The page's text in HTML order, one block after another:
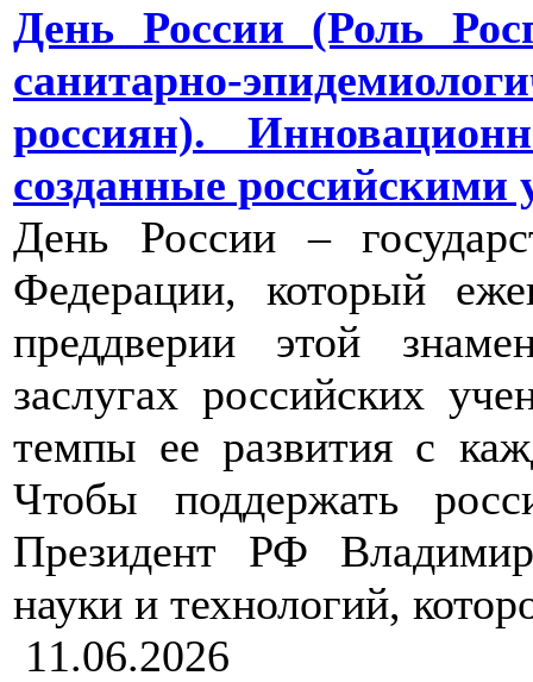
День России (Роль
санитарно-
россиян).
созданные
День России –
Федерации, который
преддверии этой
заслугах российских
темпы ее развития с
Чтобы поддержать
Президент РФ
науки и технологий,
11.06.2026